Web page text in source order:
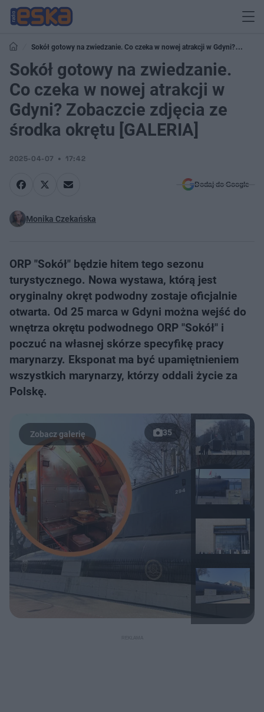
Sokół gotowy na zwiedzanie. Co czeka w nowej atrakcji w Gdyni?
Zobaczcie zdjęcia ze środka okrętu [GALERIA]
Sokół gotowy na zwiedzanie.
Co czeka w nowej atrakcji w
Gdyni? Zobaczcie zdjęcia ze
środka okrętu [GALERIA]
2025-04-07 17:42
Dodaj do Google
Monika Czekańska
ORP "Sokół" będzie hitem tego sezonu
turystycznego. Nowa wystawa, którą jest
oryginalny okręt podwodny zostaje oficjalnie
otwarta. Od 25 marca w Gdyni można wejść do
wnętrza okrętu podwodnego ORP "Sokół" i
poczuć na własnej skórze specyfikę pracy
marynarzy. Eksponat ma być upamiętnieniem
wszystkich marynarzy, którzy oddali życie za
Polskę.
35